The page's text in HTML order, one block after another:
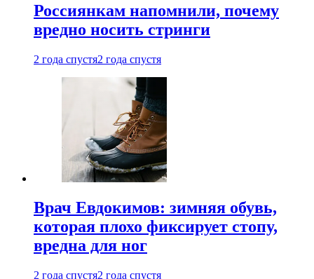
Россиянкам напомнили, почему
вредно носить стринги
2 года спустя2 года спустя
Врач Евдокимов: зимняя обувь,
которая плохо фиксирует стопу,
вредна для ног
2 года спустя2 года спустя